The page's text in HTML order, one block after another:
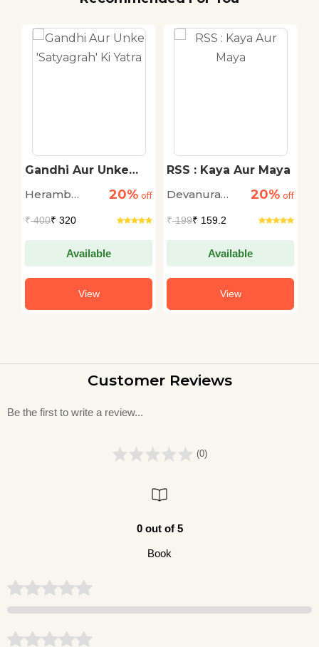
Gandhi Aur Unke
Heramb
20% off
₹400₹ 320
Available
View
RSS : Kaya Aur Maya
Devanura
20% off
₹199₹ 159.2
Available
View
Customer Reviews
Be the first to write a review...
(0)
0 out of 5
Book